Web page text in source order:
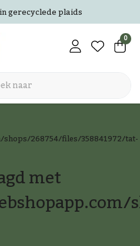
gerecyclede plaids
0
268754/files/358841972/tat-
met